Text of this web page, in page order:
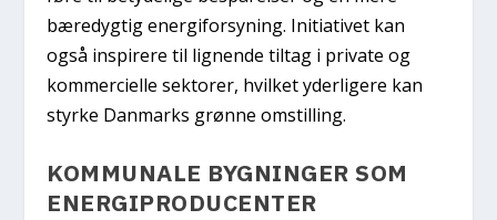
bæredygtig energiforsyning. Initiativet kan
også inspirere til lignende tiltag i private og
kommercielle sektorer, hvilket yderligere kan
styrke Danmarks grønne omstilling.
KOMMUNALE BYGNINGER SOM
ENERGIPRODUCENTER